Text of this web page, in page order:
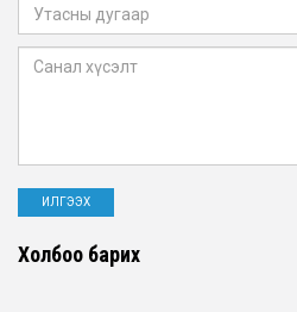
Холбоо барих